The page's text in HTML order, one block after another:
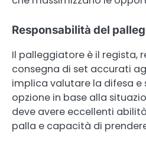
Responsabilità del
Il palleggiatore è il regista,
consegna di set accurati
implica valutare la difesa e
opzione in base alla
deve avere eccellenti
palla e capacità di